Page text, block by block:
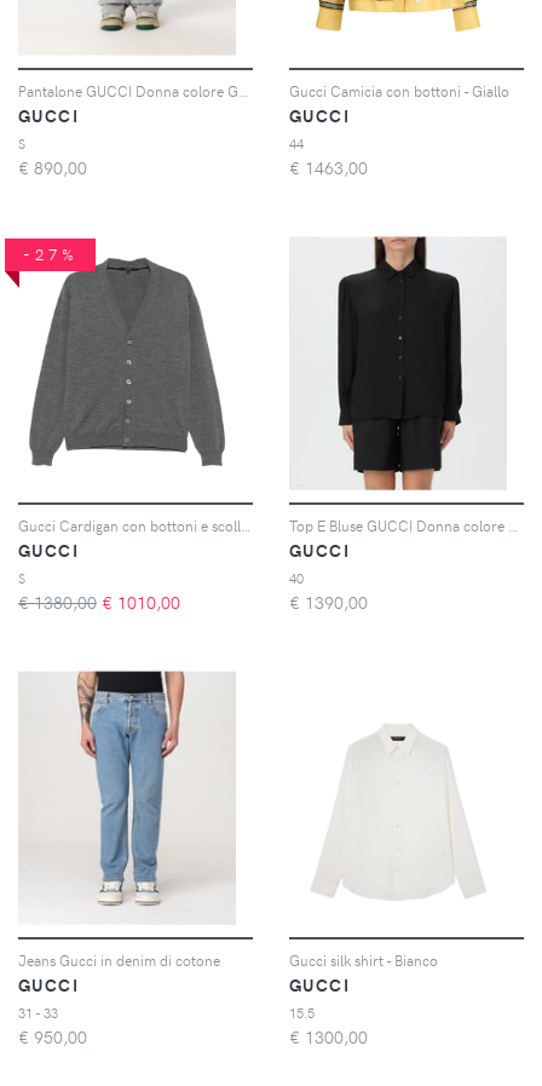
GUCCI
S
€ 890,00
Gucci Camicia con bottoni - Giallo
GUCCI
44
€ 1463,00
-27%
GUCCI
S
€ 1380,00 € 1010,00
GUCCI
40
€ 1390,00
Jeans Gucci in denim di cotone
GUCCI
31 - 33
€ 950,00
Gucci silk shirt - Bianco
GUCCI
15.5
€ 1300,00